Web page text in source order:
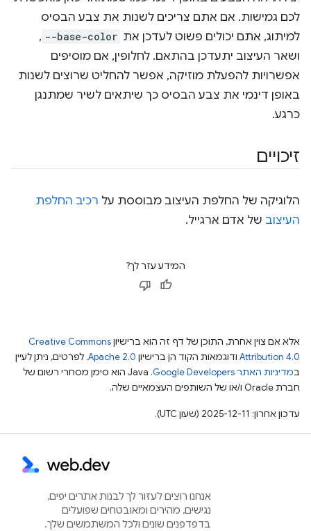
לכם גמישות. אם אתם צריכים לשנות את צבע הבסיס
למיתוג, אתם יכולים פשוט לעדכן את --base-color
,
ושאר העיצוב יתעדכן בהתאם. לחלופין, אם מוסיפים
אפשרויות להפעלת מוזיקה, אפשר להחליט שרוצים לשנות
באופן דינמי את צבע הבסיס כך שיתאים לשיר שמתנגן
כרגע.
זיכויים
הלוגיקה של החלפת העיצוב מבוססת על רכיב החלפת
העיצוב של אדם ארגייל.
המידע עזר לך?
אלא אם צוין אחרת, התוכן של דף זה הוא ברישיוןCreative Commons
Attribution 4.0 ודוגמאות הקוד הן ברישיון Apache 2.0. לפרטים, ניתן לעיין
במדיניות האתר Google Developers‏
.‏ Java הוא סימן מסחרי רשום של
חברת Oracle ו/או של השותפים העצמאיים שלה.
עדכון אחרון: 2025-12-11 (שעון UTC).
אנחנו רוצים לעזור לך לבנות אתרים יפים,
נגישים, מהירים ומאובטחים שפועלים
בדפדפנים שונים ולכל המשתמשים שלך.